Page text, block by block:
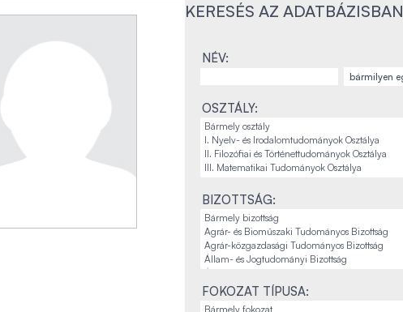
KERESÉS AZ ADATBÁZISBAN
NÉV:
OSZTÁLY:
BIZOTTSÁG:
FOKOZAT TÍPUSA: